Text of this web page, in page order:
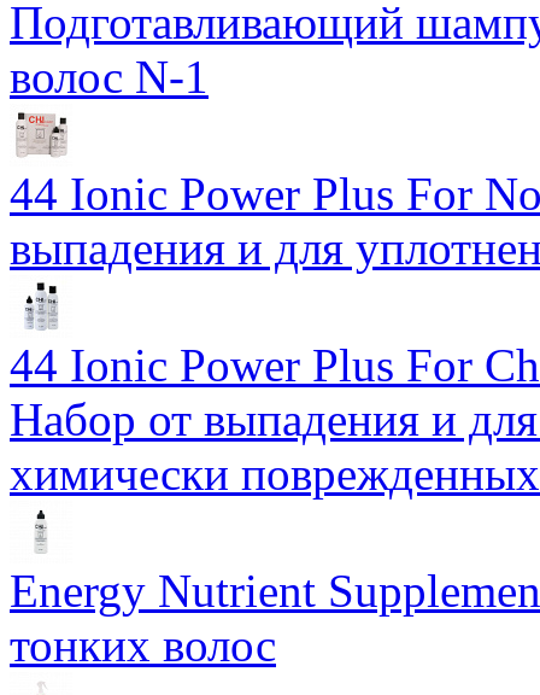
Подготавливающий
волос N-1
44 Ionic Power Plus For
выпадения и для
44 Ionic Power Plus For
Набор от выпадения и
химически
Energy Nutrient
тонких волос